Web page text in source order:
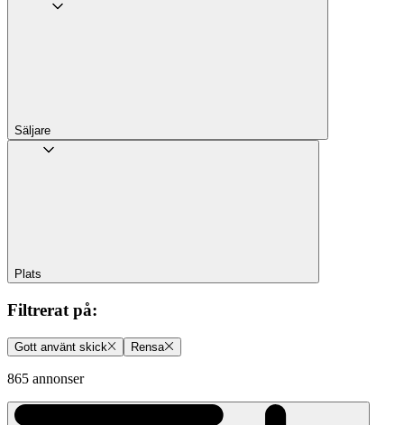
Säljare
Plats
Filtrerat på:
Gott använt skick Rensa
865 annonser